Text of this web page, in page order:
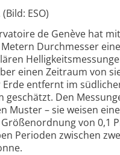
ESO)
de Genève hat
Durchmesser
einen Zeitraum von
entfernt im
geschätzt. Den
Muster – sie weisen
von 0,1
Perioden zwischen